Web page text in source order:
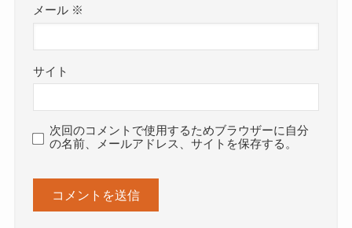
メール ※
サイト
次回のコメントで使用するためブラウザーに自分
の名前、メールアドレス、サイトを保存する。